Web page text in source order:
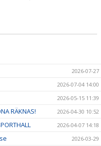
2026-07-27
2026-07-04 14:00
2026-05-15 11:39
RÄKNAS! 2026-04-30 10:52
2026-04-07 14:18
2026-03-29